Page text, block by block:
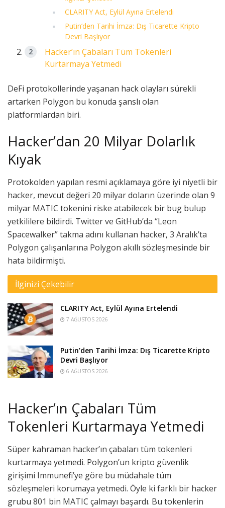
CLARITY Act, Eylül Ayına Ertelendi
Putin’den Tarihi İmza: Dış Ticarette Kripto
Devri Başlıyor
Hacker’ın Çabaları Tüm Tokenleri
Kurtarmaya Yetmedi
DeFi protokollerinde yaşanan hack olayları sürekli
artarken Polygon bu konuda şanslı olan
platformlardan biri.
Hacker’dan 20 Milyar Dolarlık
Kıyak
Protokolden yapılan resmi açıklamaya göre iyi niyetli bir
hacker, mevcut değeri 20 milyar doların üzerinde olan 9
milyar MATIC tokenini riske atabilecek bir bug bulup
yetkililere bildirdi. Twitter ve GitHub’da “Leon
Spacewalker” takma adını kullanan hacker, 3 Aralık’ta
Polygon çalışanlarına Polygon akıllı sözleşmesinde bir
hata bildirmişti.
İlginizi Çekebilir
CLARITY Act, Eylül Ayına Ertelendi
7 AĞUSTOS 2026
Putin’den Tarihi İmza: Dış Ticarette Kripto
Devri Başlıyor
6 AĞUSTOS 2026
Hacker’ın Çabaları Tüm
Tokenleri Kurtarmaya Yetmedi
Süper kahraman hacker’ın çabaları tüm tokenleri
kurtarmaya yetmedi. Polygon’un kripto güvenlik
girişimi Immunefi’ye göre bu müdahale tüm
sözleşmeleri korumaya yetmedi. Öyle ki farklı bir hacker
grubu 801 bin MATIC çalmayı başardı. Bu tokenlerin